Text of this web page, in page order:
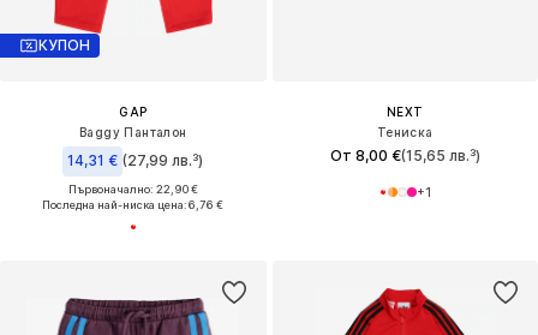
КУПОН
GAP
Baggy Панталон
14,31 € (27,99 лв.³)
Първоначално: 22,90 €
Последна най-ниска цена:6,76 €
NEXT
Тениска
От 8,00 €(15,65 лв.³)
+1